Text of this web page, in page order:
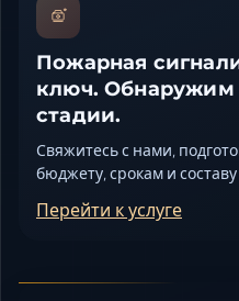
Пожарная
ключ. Обнаружим
стадии.
Свяжитесь с нами,
бюджету, срокам и
Перейти к услуге